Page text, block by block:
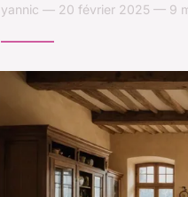
yannic — 20 février 2025 — 9